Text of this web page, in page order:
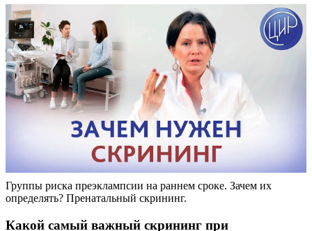
Группы риска преэклампсии на раннем сроке. Зачем их
определять? Пренатальный скрининг.
Какой самый важный скрининг при